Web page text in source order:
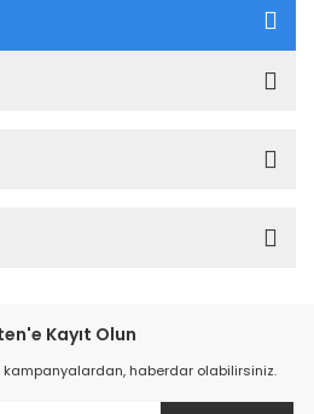
Kayıt Olun
kampanyalardan, haberdar olabilirsiniz.